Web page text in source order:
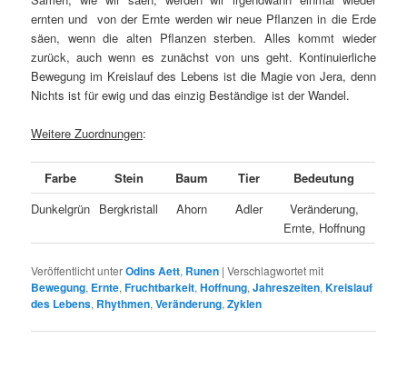
ernten und von der Ernte werden wir neue Pflanzen in die Erde
säen, wenn die alten Pflanzen sterben. Alles kommt wieder
zurück, auch wenn es zunächst von uns geht. Kontinuierliche
Bewegung im Kreislauf des Lebens ist die Magie von Jera, denn
Nichts ist für ewig und das einzig Beständige ist der Wandel.
Weitere Zuordnungen:
Farbe Stein Baum Tier
Bedeutung
Dunkelgrün Bergkristall Ahorn Adler
Veränderung,
Ernte, Hoffnung
Veröffentlicht unterOdins Aett, Runen |Verschlagwortet mit
Bewegung, Ernte,Fruchtbarkeit,Hoffnung,Jahreszeiten,Kreislauf
des Lebens, Rhythmen,Veränderung,Zyklen